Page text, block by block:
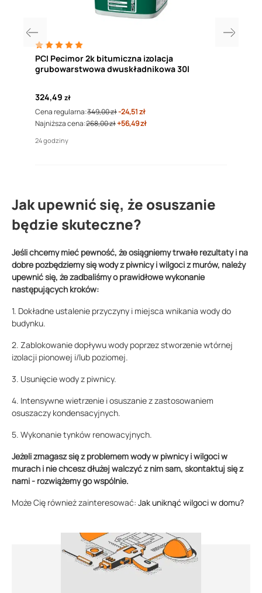
PCI Pecimor 2k bitumiczna izolacja
grubowarstwowa dwuskładnikowa 30l
324,49 zł
Cena regularna:349,00 zł-24,51 zł
Najniższa cena:268,00 zł+56,49 zł
24 godziny
Jak upewnić się, że osuszanie
będzie skuteczne?
Jeśli chcemy mieć pewność, że osiągniemy trwałe rezultaty i na
dobre pozbędziemy się wody z piwnicy i wilgoci z murów, należy
upewnić się, że zadbaliśmy o prawidłowe wykonanie
następujących kroków:
1. Dokładne ustalenie przyczyny i miejsca wnikania wody do
budynku.
2. Zablokowanie dopływu wody poprzez stworzenie wtórnej
izolacji pionowej i/lub poziomej.
3. Usunięcie wody z piwnicy.
4. Intensywne wietrzenie i osuszanie z zastosowaniem
osuszaczy kondensacyjnych.
5. Wykonanie tynków renowacyjnych.
Jeżeli zmagasz się z problemem wody w piwnicy i wilgoci w
murach i nie chcesz dłużej walczyć z nim sam, skontaktuj się z
nami - rozwiążemy go wspólnie.
Może Cię również zainteresować: Jak uniknąć wilgoci w domu?